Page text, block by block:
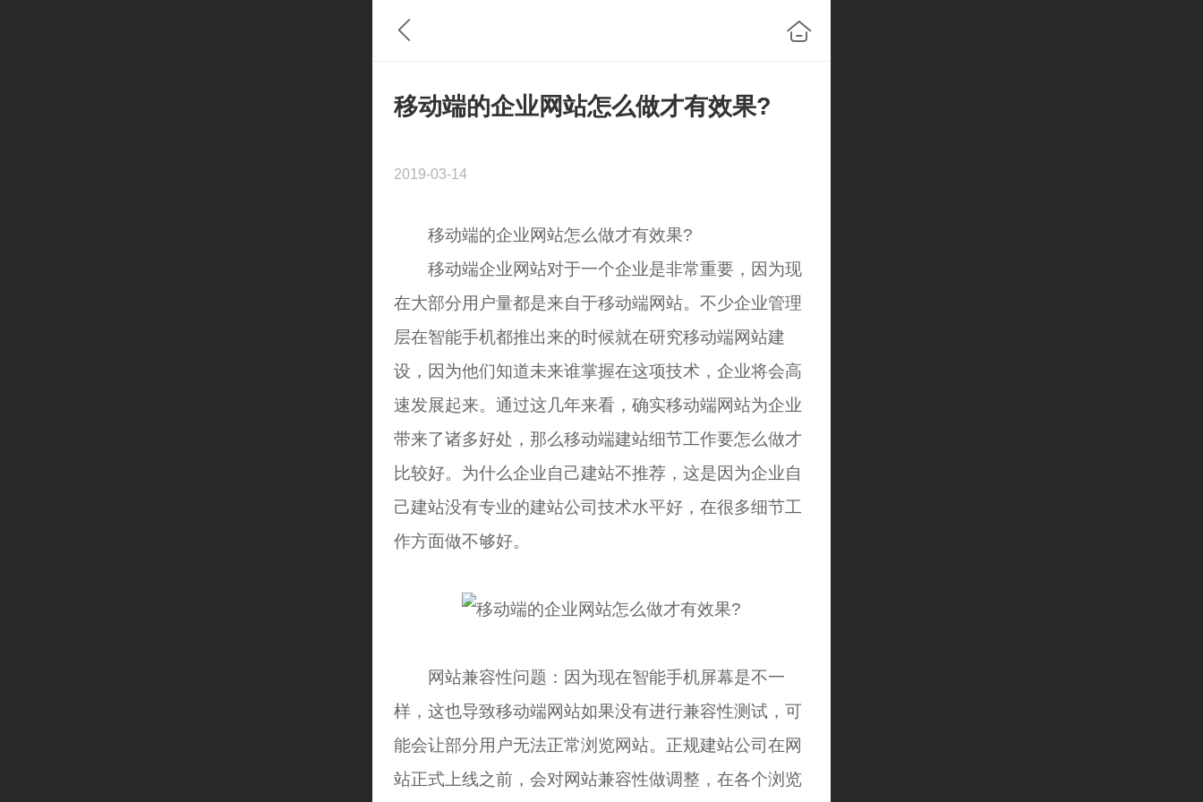
移动端的企业网站怎么做才有效果?
2019-03-14
移动端的企业网站怎么做才有效果?
移动端企业网站对于一个企业是非常重要，因为现
在大部分用户量都是来自于移动端网站。不少企业管理
层在智能手机都推出来的时候就在研究移动端网站建
设，因为他们知道未来谁掌握在这项技术，企业将会高
速发展起来。通过这几年来看，确实移动端网站为企业
带来了诸多好处，那么移动端建站细节工作要怎么做才
比较好。为什么企业自己建站不推荐，这是因为企业自
己建站没有专业的建站公司技术水平好，在很多细节工
作方面做不够好。
网站兼容性问题：因为现在智能手机屏幕是不一
样，这也导致移动端网站如果没有进行兼容性测试，可
能会让部分用户无法正常浏览网站。正规建站公司在网
站正式上线之前，会对网站兼容性做调整，在各个浏览